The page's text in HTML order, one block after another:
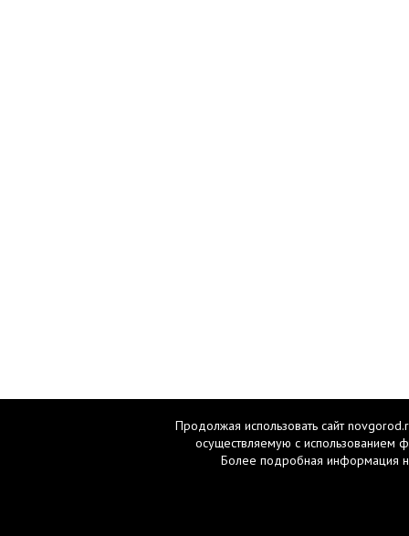
Продолжая использовать сайт
осуществляемую с использованием
Более подробная информация